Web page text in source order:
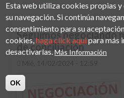
Por
una
igualdad
efectiva
y
sindical
real
Seguimos negociando
de conciliación
Esta web utiliza cookies propias
su navegación. Si continúa
consentimiento para su
cookies,haga click aqui para más
desactivarlas.Más Información
OK